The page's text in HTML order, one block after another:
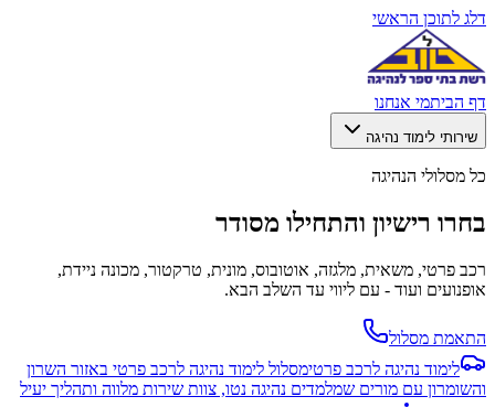
דלג לתוכן הראשי
דף הביתמי אנחנו
שירותי לימוד נהיגה
כל מסלולי הנהיגה
בחרו רישיון והתחילו מסודר
רכב פרטי, משאית, מלגזה, אוטובוס, מונית, טרקטור, מכונה ניידת,
אופנועים ועוד - עם ליווי עד השלב הבא.
התאמת מסלול
לימוד נהיגה לרכב פרטימסלול לימוד נהיגה לרכב פרטי באזור השרון
והשומרון עם מורים שמלמדים נהיגה נטו, צוות שירות מלווה ותהליך יעיל